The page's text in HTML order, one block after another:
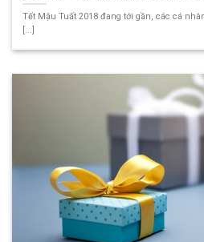
Tết Mậu Tuất 2018 đang tới gần, các cá
[...]